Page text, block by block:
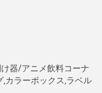
器/アニメ飲料コーナ
カラーボックス,ラベル